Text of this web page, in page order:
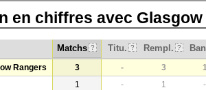
en chiffres avec
Matchs ? Titu. ? Rempl. ?
Rangers 3 - 3
1 - 1
-